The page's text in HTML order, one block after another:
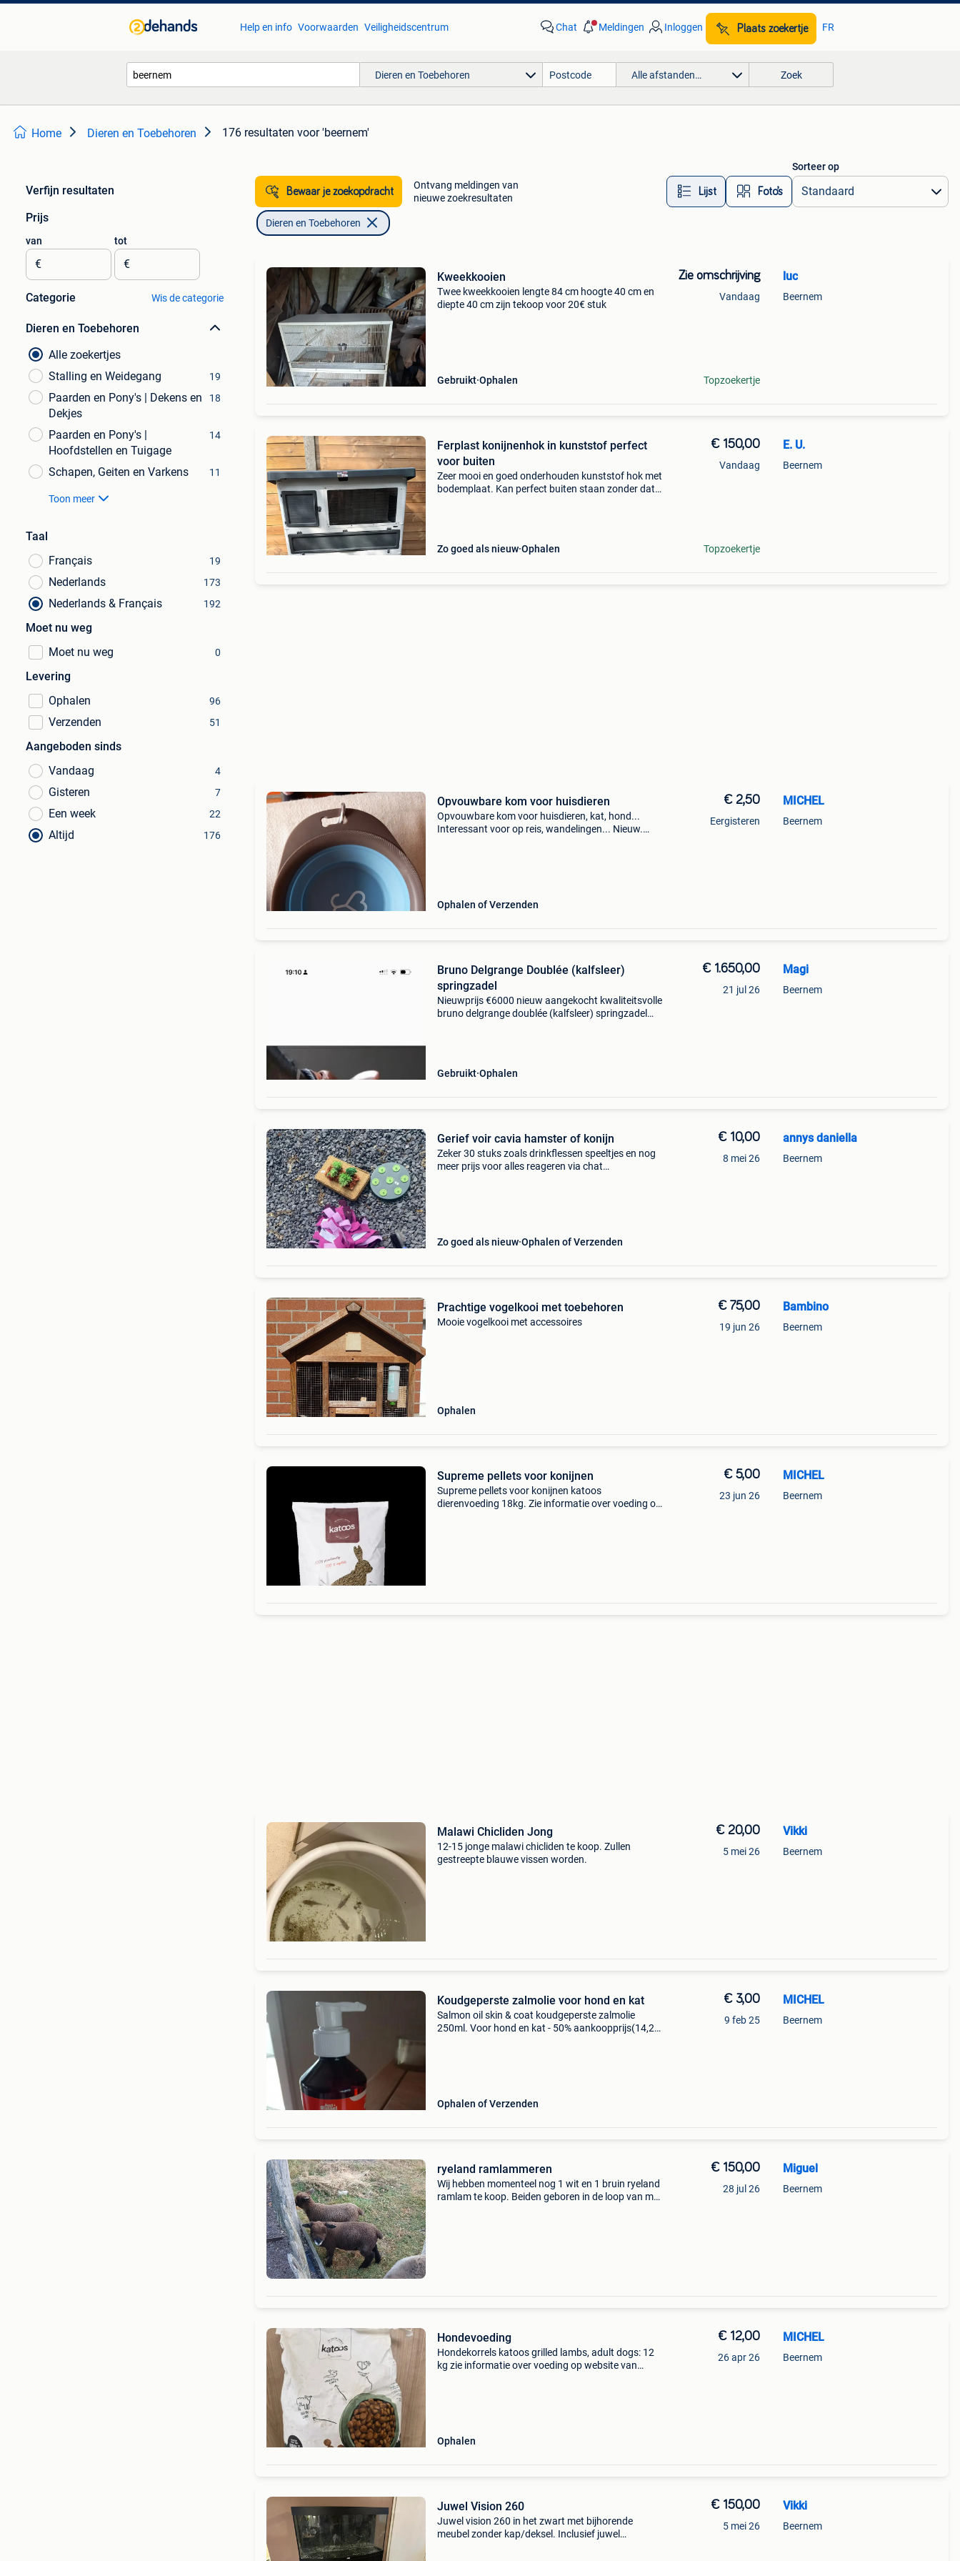
Help en info Voorwaarden Veiligheidscentrum Chat Meldingen Inloggen Plaats zoekertje FR
Dieren en Toebehoren Alle afstanden… Zoek
Home Dieren en Toebehoren 176 resultaten voor 'beernem'
Verfijn resultaten
Prijs
van
€
tot
€
Categorie Wis de categorie
Dieren en Toebehoren
Alle zoekertjes
Stalling en Weidegang
19
Paarden en Pony's | Dekens en
Dekjes
18
Paarden en Pony's |
Hoofdstellen en Tuigage
14
Schapen, Geiten en Varkens 11
Toon meer
Taal
Français
19
Nederlands 173
Nederlands & Français 192
Moet nu weg
Moet nu weg
0
Levering
Ophalen
96
Verzenden 51
Aangeboden sinds
Vandaag
4
Gisteren 7
Een week 22
Altijd 176
Bewaar je zoekopdracht
Ontvang meldingen van
nieuwe zoekresultaten
Lijst Foto’s
Sorteer op
Dieren en Toebehoren
Kweekkooien
Twee kweekkooien lengte 84 cm hoogte 40 cm en
diepte 40 cm zijn tekoop voor 20€ stuk
Gebruikt Ophalen
Zie omschrijving
Vandaag
Topzoekertje
luc
Beernem
Ferplast konijnenhok in kunststof perfect
voor buiten
Zeer mooi en goed onderhouden kunststof hok met
bodemplaat. Kan perfect buiten staan zonder dat
Zo goed als nieuw Ophalen
€ 150,00
Vandaag
Topzoekertje
E. U.
Beernem
Opvouwbare kom voor huisdieren
Opvouwbare kom voor huisdieren, kat, hond...
Interessant voor op reis, wandelingen... Nieuw.
Ophalen of Verzenden
€ 2,50
Eergisteren
MICHEL
Beernem
Bruno Delgrange Doublée (kalfsleer)
springzadel
Nieuwprijs €6000 nieuw aangekocht kwaliteitsvolle
bruno delgrange doublée (kalfsleer) springzadel
Gebruikt Ophalen
€ 1.650,00
21 jul 26
Magi
Beernem
Gerief voir cavia hamster of konijn
Zeker 30 stuks zoals drinkflessen speeltjes en nog
meer prijs voor alles reageren via chat
Zo goed als nieuw Ophalen of Verzenden
€ 10,00
8 mei 26
annys daniella
Beernem
Prachtige vogelkooi met toebehoren
Mooie vogelkooi met accessoires
Ophalen
€ 75,00
19 jun 26
Bambino
Beernem
Supreme pellets voor konijnen
Supreme pellets voor konijnen katoos
dierenvoeding 18kg. Zie informatie over voeding op
€ 5,00
23 jun 26
MICHEL
Beernem
Malawi Chicliden Jong
12-15 jonge malawi chicliden te koop. Zullen
gestreepte blauwe vissen worden.
€ 20,00
5 mei 26
Vikki
Beernem
Koudgeperste zalmolie voor hond en kat
Salmon oil skin & coat koudgeperste zalmolie
250ml. Voor hond en kat - 50% aankoopprijs(14,25
Ophalen of Verzenden
€ 3,00
9 feb 25
MICHEL
Beernem
ryeland ramlammeren
Wij hebben momenteel nog 1 wit en 1 bruin ryeland
ramlam te koop. Beiden geboren in de loop van mei.
€ 150,00
28 jul 26
Miguel
Beernem
Hondevoeding
Hondekorrels katoos grilled lambs, adult dogs: 12
kg zie informatie over voeding op website van
Ophalen
€ 12,00
26 apr 26
MICHEL
Beernem
Juwel Vision 260
Juwel vision 260 in het zwart met bijhorende
meubel zonder kap/deksel. Inclusief juwel
€ 150,00
5 mei 26
Vikki
Beernem